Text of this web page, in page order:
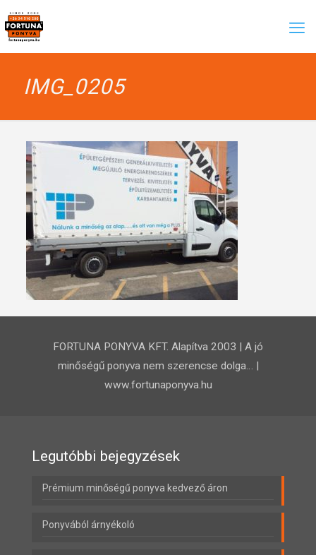
IMG_0205
FORTUNA PONYVA KFT. Alapítva 2003 | A jó
minőségű ponyva nem szerencse dolga… |
www.fortunaponyva.hu
Legutóbbi bejegyzések
Prémium minőségű ponyva kedvező áron
Ponyvából árnyékoló